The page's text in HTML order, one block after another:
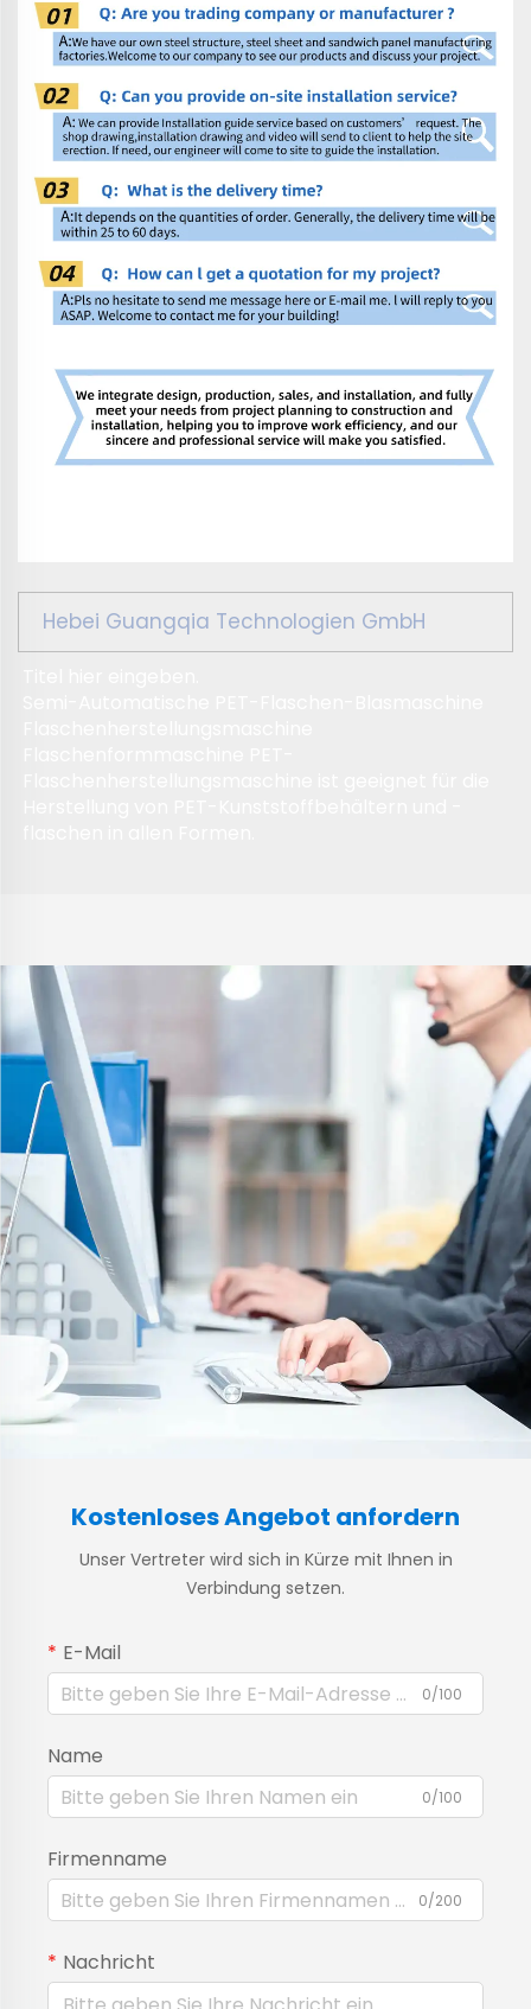
Hebei Guangqia Technologien GmbH
Kostenloses Angebot anfordern
Unser Vertreter wird sich in Kürze mit Ihnen in
Verbindung setzen.
E-Mail
0/100
Name
0/100
Firmenname
0/200
Nachricht